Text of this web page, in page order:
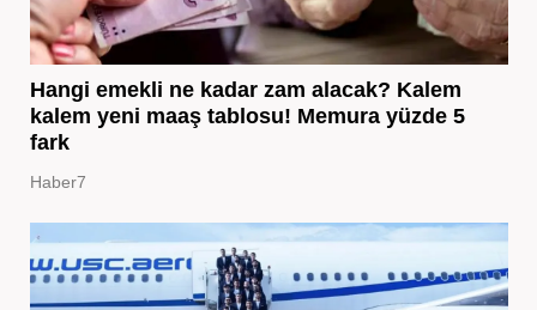
Hangi emekli ne kadar zam alacak? Kalem
kalem yeni maaş tablosu! Memura yüzde 5
fark
Haber7